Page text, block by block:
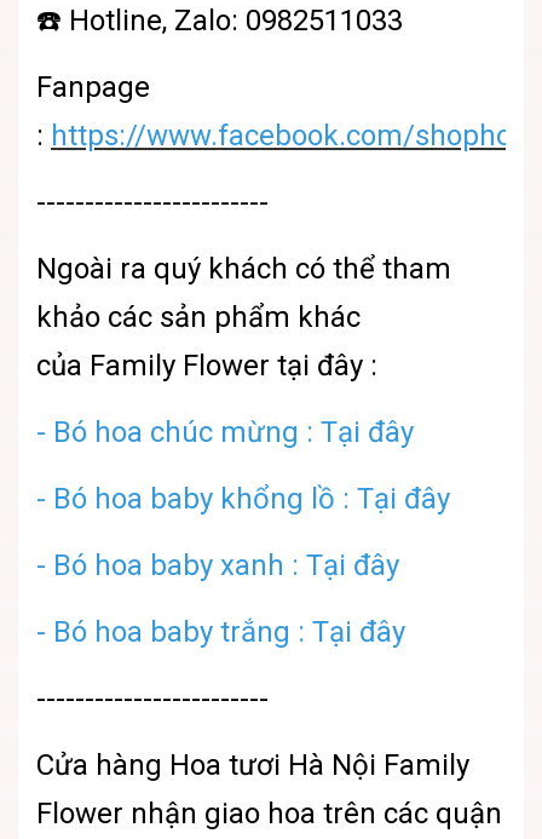
☎️ Hotline, Zalo: 0982511033
Fanpage
: https://www.facebook.com/
------------------------
Ngoài ra quý khách có thể tham
khảo các sản phẩm khác
của Family Flower tại đây :
- Bó hoa chúc mừng : Tại đây
- Bó hoa baby khổng lồ : Tại đây
- Bó hoa baby xanh : Tại đây
- Bó hoa baby trắng : Tại đây
------------------------
Cửa hàng Hoa tươi Hà Nội Family
Flower nhận giao hoa trên các quận